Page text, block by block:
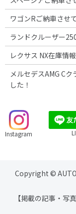
ワゴンRご納車させ
ランドクルーザー
レクサス NX在庫情
メルセデスAMG C
した！
Instagram
Copyright ©
【掲載の記事・写